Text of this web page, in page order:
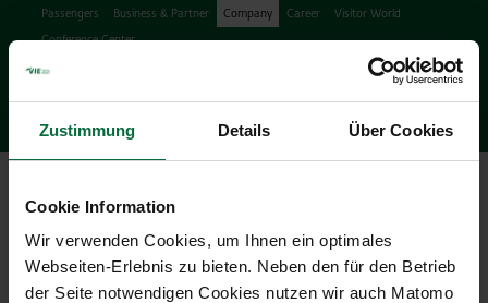
Zustimmung Details Über Cookies
Cookie Information
Wir verwenden Cookies, um Ihnen ein optimales
Webseiten-Erlebnis zu bieten. Neben den für den Betrieb
der Seite notwendigen Cookies nutzen wir auch Matomo
Passengers Business & Partner Company Career
Visitor World
Conference Center
Search
search
FacebookInstagram
Podcast
X Youtube